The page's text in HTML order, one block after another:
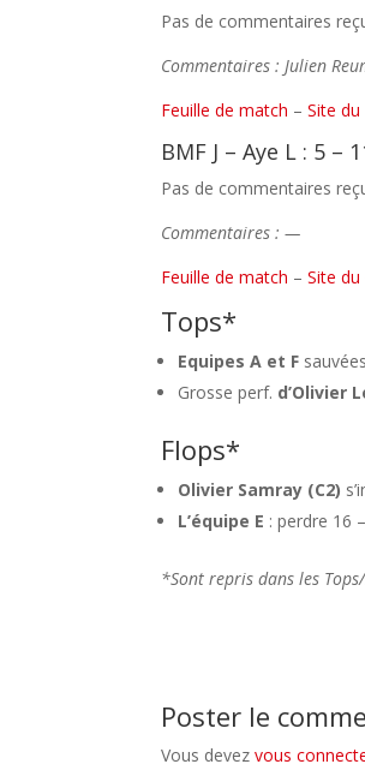
Pas de commentaires
Commentaires : Julien
Feuille de match –Site
BMF J – Aye L : 5 –
Pas de commentaires
Commentaires : —
Feuille de match –Site du
Tops*
Equipes A et F
Grosse perf. d’Olivier
Flops*
Olivier Samray (C2)
L’équipe E : perdre 16
*Sont repris dans les
Poster le
Vous devezvous